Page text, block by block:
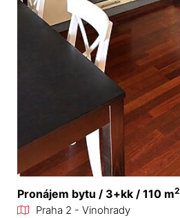
Pronájem bytu / 3+kk / 110 m2
Praha 2 - Vinohrady